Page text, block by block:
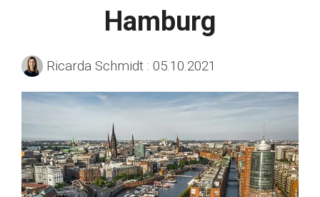
Hamburg
Ricarda Schmidt : 05.10.2021